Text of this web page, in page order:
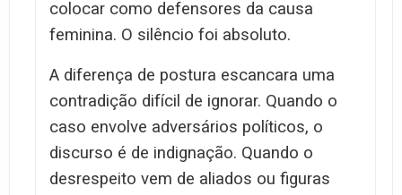
colocar como defensores da causa
feminina. O silêncio foi absoluto.
A diferença de postura escancara uma
contradição difícil de ignorar. Quando o
caso envolve adversários políticos, o
discurso é de indignação. Quando o
desrespeito vem de aliados ou figuras